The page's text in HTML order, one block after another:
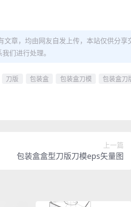
文章，均由网友自发上传，本站仅供分
们进行处理。
刀版 包装盒 包装盒刀模 包装盒刀
上一篇
包装盒盒型刀版刀模eps矢量图